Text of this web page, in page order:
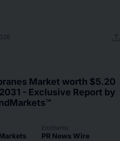
Market worth $5.20
- Exclusive Report by
Emittente
PR News Wire